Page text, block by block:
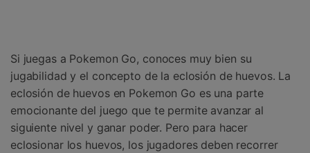
Protección del Móvil
Encuentra Más Soluciones
Si juegas a Pokemon Go, conoces muy bien su
jugabilidad y el concepto de la eclosión de huevos. La
eclosión de huevos en Pokemon Go es una parte
emocionante del juego que te permite avanzar al
siguiente nivel y ganar poder. Pero para hacer
eclosionar los huevos, los jugadores deben recorrer